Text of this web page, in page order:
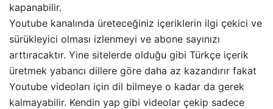
kapanabilir.
Youtube kanalında üreteceğiniz içeriklerin ilgi çekici ve
sürükleyici olması izlenmeyi ve abone sayınızı
arttıracaktır. Yine sitelerde olduğu gibi Türkçe içerik
üretmek yabancı dillere göre daha az kazandırır fakat
Youtube videoları için dil bilmeye o kadar da gerek
kalmayabilir. Kendin yap gibi videolar çekip sadece